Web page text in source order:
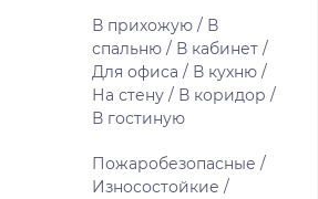
В прихожую / В
спальню / В кабинет /
Для офиса / В кухню /
На стену / В коридор /
В гостиную
Пожаробезопасные /
Износостойкие /